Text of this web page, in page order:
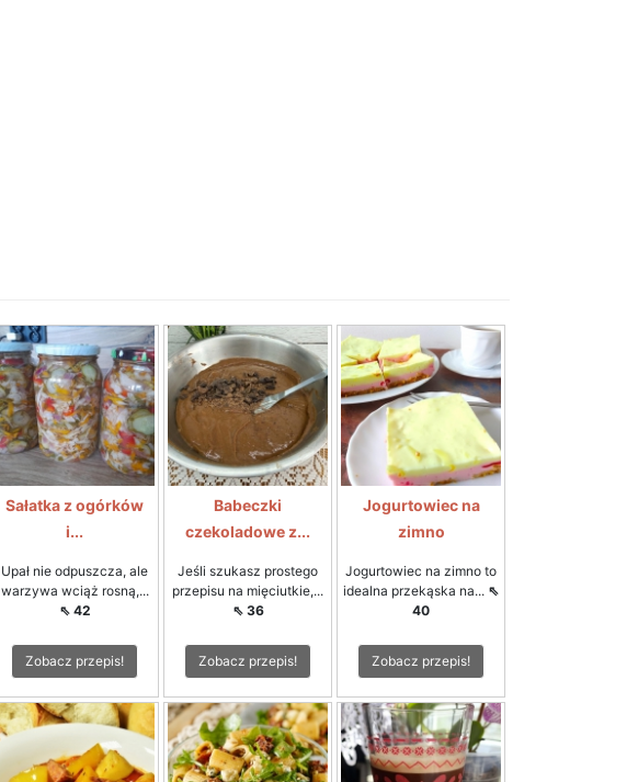
Sałatka z ogórków
i...
Upał nie odpuszcza, ale
warzywa wciąż rosną,...
⇖ 42
Zobacz przepis!
Babeczki
czekoladowe z...
Jeśli szukasz prostego
przepisu na mięciutkie,...
⇖ 36
Zobacz przepis!
Jogurtowiec na
zimno
Jogurtowiec na zimno to
idealna przekąska na... ⇖
40
Zobacz przepis!